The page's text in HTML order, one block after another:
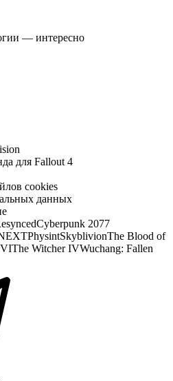
— интересно
для Fallout 4
cookies
данных
Cyberpunk 2077
PhysintSkyblivionThe Blood of
VIThe Witcher IVWuchang: Fallen